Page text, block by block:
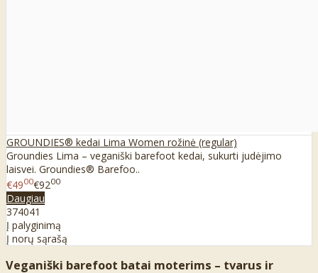
GROUNDIES® kedai Lima Women rožinė (regular)
Groundies Lima – veganiški barefoot kedai, sukurti judėjimo
laisvei. Groundies® Barefoo..
€4900€9200
Daugiau
374041
Į palyginimą
Į norų sąrašą
Veganiški barefoot batai moterims – tvarus ir